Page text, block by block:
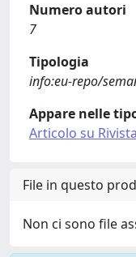
Numero autori
7
Tipologia
info:eu-repo/
Appare nelle
Articolo su Rivista
File in questo
Non ci sono file